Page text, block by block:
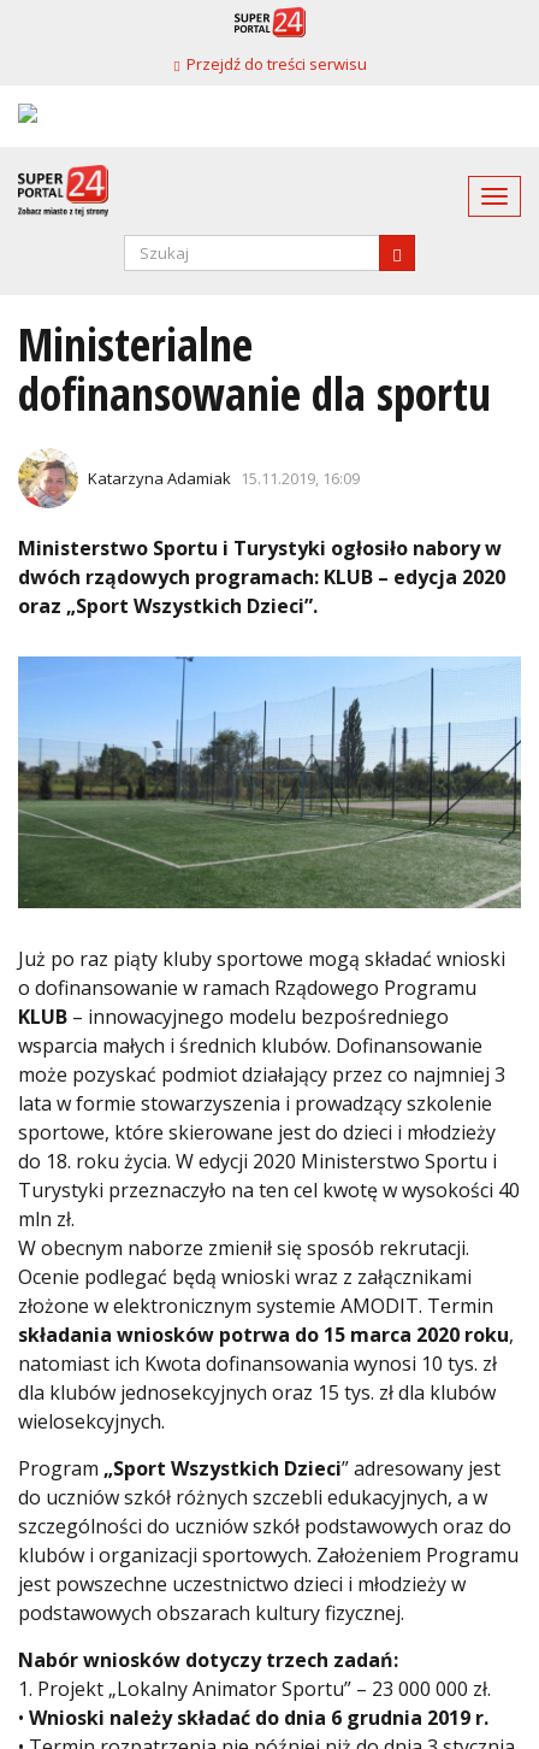
Przejdź do treści serwisu
Formularz
Ministerialne
dofinansowanie dla sportu
Katarzyna Adamiak 15.11.2019, 16:09
Ministerstwo Sportu i Turystyki ogłosiło nabory w
dwóch rządowych programach: KLUB – edycja 2020
oraz „Sport Wszystkich Dzieci”.
Już po raz piąty kluby sportowe mogą składać wnioski
o dofinansowanie w ramach Rządowego Programu
KLUB – innowacyjnego modelu bezpośredniego
wsparcia małych i średnich klubów. Dofinansowanie
może pozyskać podmiot działający przez co najmniej 3
lata w formie stowarzyszenia i prowadzący szkolenie
sportowe, które skierowane jest do dzieci i młodzieży
do 18. roku życia. W edycji 2020 Ministerstwo Sportu i
Turystyki przeznaczyło na ten cel kwotę w wysokości 40
mln zł.
W obecnym naborze zmienił się sposób rekrutacji.
Ocenie podlegać będą wnioski wraz z załącznikami
złożone w elektronicznym systemie AMODIT. Termin
składania wniosków potrwa do 15 marca 2020 roku,
natomiast ich Kwota dofinansowania wynosi 10 tys. zł
dla klubów jednosekcyjnych oraz 15 tys. zł dla klubów
wielosekcyjnych.
Program „Sport Wszystkich Dzieci” adresowany jest
do uczniów szkół różnych szczebli edukacyjnych, a w
szczególności do uczniów szkół podstawowych oraz do
klubów i organizacji sportowych. Założeniem Programu
jest powszechne uczestnictwo dzieci i młodzieży w
podstawowych obszarach kultury fizycznej.
Nabór wniosków dotyczy trzech zadań:
1. Projekt „Lokalny Animator Sportu” – 23 000 000 zł.
• Wnioski należy składać do dnia 6 grudnia 2019 r.